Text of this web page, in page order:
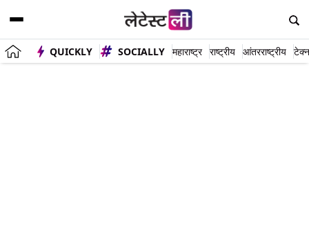
QUICKLY SOCIALLY महाराष्ट्र राष्ट्रीय आंतरराष्ट्रीय